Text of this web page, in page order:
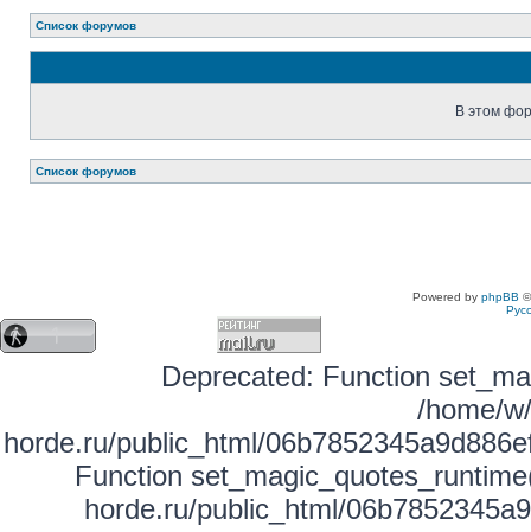
Список форумов
В этом
Список форумов
Powered by phpBB
Deprecated: Function
/home/
horde.ru/public_html/
Function
horde.ru/public_html/